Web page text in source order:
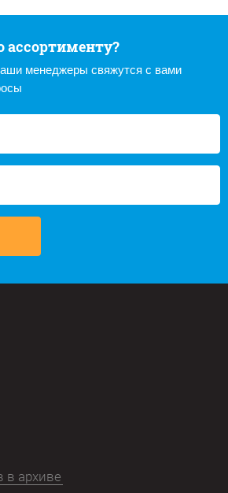
ассортименту?
менеджеры свяжутся с вами